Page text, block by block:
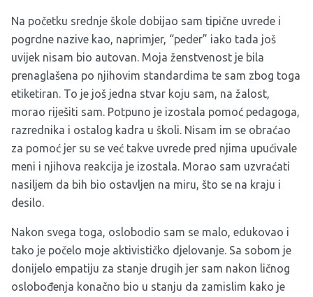
Na početku srednje škole dobijao sam tipične uvrede i
pogrdne nazive kao, naprimjer, “peder” iako tada još
uvijek nisam bio autovan. Moja ženstvenost je bila
prenaglašena po njihovim standardima te sam zbog toga
etiketiran. To je još jedna stvar koju sam, na žalost,
morao riješiti sam. Potpuno je izostala pomoć pedagoga,
razrednika i ostalog kadra u školi. Nisam im se obraćao
za pomoć jer su se već takve uvrede pred njima upućivale
meni i njihova reakcija je izostala. Morao sam uzvraćati
nasiljem da bih bio ostavljen na miru, što se na kraju i
desilo.
Nakon svega toga, oslobodio sam se malo, edukovao i
tako je počelo moje aktivističko djelovanje. Sa sobom je
donijelo empatiju za stanje drugih jer sam nakon ličnog
oslobođenja konačno bio u stanju da zamislim kako je